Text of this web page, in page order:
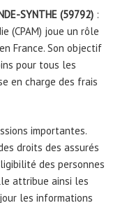
SYNTHE (59792) :
(CPAM) joue un rôle
France. Son objectif
pour tous les
en charge des frais
importantes.
droits des assurés
des personnes
attribue ainsi les
les informations